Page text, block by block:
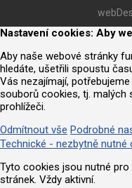
Nastavení cookies: Aby
Aby naše webové stránky
hledáte, ušetřili spoustu
Vás nezajímají,
souborů cookies, tj. malých
prohlížeči.
Odmítnout vše Podrobné
Technické - nezbytně nutné
Tyto cookies jsou nutné
stránek. Vždy aktivní.